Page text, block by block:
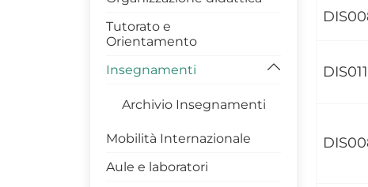
Master DIS
Tutorato e
Orientamento
Insegnamenti
Archivio Insegnamenti
Mobilità Internazionale
Aule e laboratori